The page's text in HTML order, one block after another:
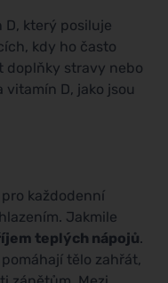
D, který posiluje
kdy ho často
doplňky stravy nebo
D, jako jsou
každodenní
Jakmile
teplých nápojů.
tělo zahřát,